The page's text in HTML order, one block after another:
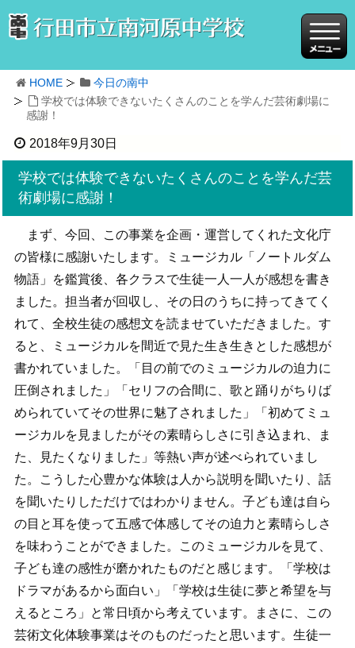
HOME
今日の南中
学校では体験できないたくさんのことを学んだ芸術劇場に
感謝！
2018年9月30日
学校では体験できないたくさんのことを学んだ芸
術劇場に感謝！
まず、今回、この事業を企画・運営してくれた文化庁
の皆様に感謝いたします。ミュージカル「ノートルダム
物語」を鑑賞後、各クラスで生徒一人一人が感想を書き
ました。担当者が回収し、その日のうちに持ってきてく
れて、全校生徒の感想文を読ませていただきました。す
ると、ミュージカルを間近で見た生き生きとした感想が
書かれていました。「目の前でのミュージカルの迫力に
圧倒されました」「セリフの合間に、歌と踊りがちりば
められていてその世界に魅了されました」「初めてミュ
ージカルを見ましたがその素晴らしさに引き込まれ、ま
た、見たくなりました」等熱い声が述べられていまし
た。こうした心豊かな体験は人から説明を聞いたり、話
を聞いたりしただけではわかりません。子ども達は自ら
の目と耳を使って五感で体感してその迫力と素晴らしさ
を味わうことができました。このミュージカルを見て、
子ども達の感性が磨かれたものだと感じます。「学校は
ドラマがあるから面白い」「学校は生徒に夢と希望を与
えるところ」と常日頃から考えています。まさに、この
芸術文化体験事業はそのものだったと思います。生徒一